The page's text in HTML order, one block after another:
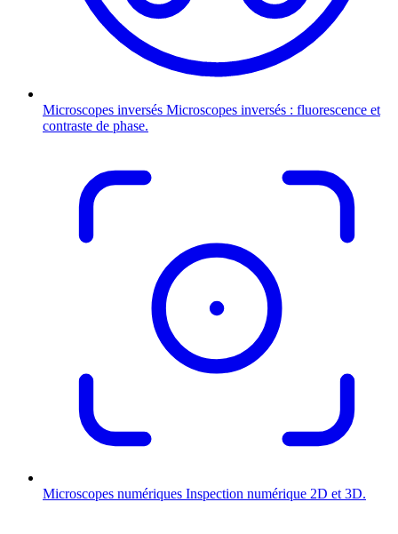
Microscopes inversés Microscopes inversés : fluorescence et
contraste de phase.
Microscopes numériques Inspection numérique 2D et 3D.